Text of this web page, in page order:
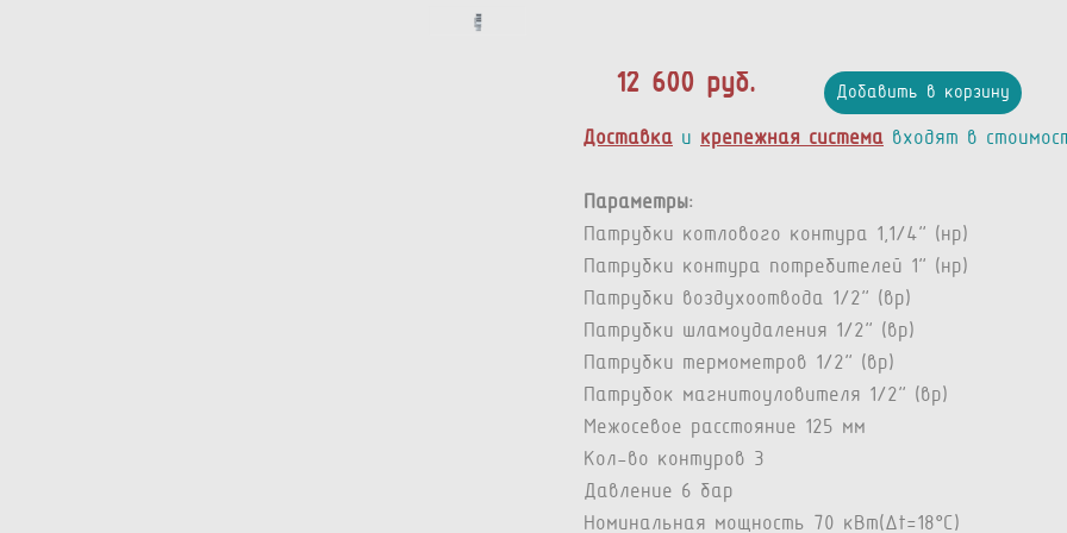
12 600 руб. Добавить в корзину
Доставка и крепежная система входят в
Параметры:
Патрубки котлового контура 1,1/4” (нр)
Патрубки контура потребителей 1” (нр)
Патрубки воздухоотвода 1/2” (вр)
Патрубки шламоудаления 1/2” (вр)
Патрубки термометров 1/2” (вр)
Патрубок магнитоуловителя 1/2" (вр)
Межосевое расстояние 125 мм
Кол-во контуров 3
Давление 6 бар
Номинальная мощность 70 кВт(Δt=18°C)